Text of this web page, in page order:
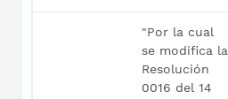
"Por la cual
se modifica la
Resolución
0016 del 14